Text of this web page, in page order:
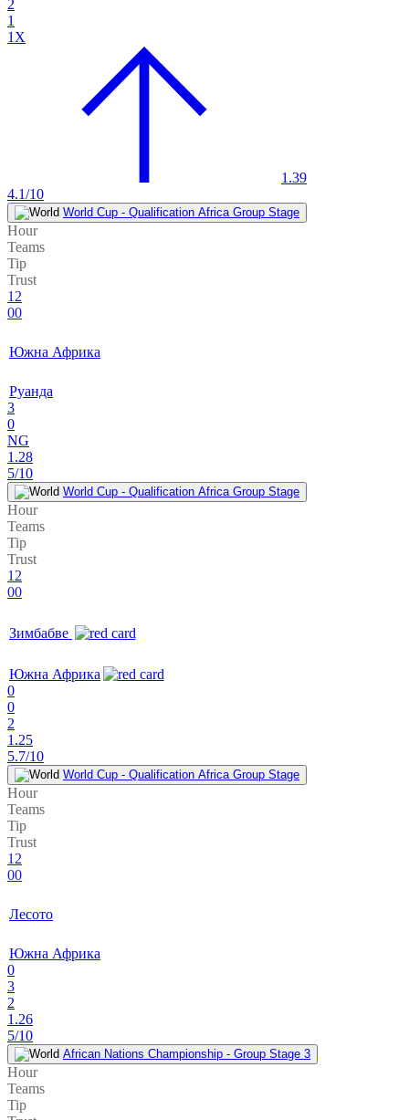
2
1
1X
1.39
4.1/10
World Cup - Qualification Africa Group Stage
Hour
Teams
Tip
Trust
12
00
Южна Африка
Руанда
3
0
NG
1.28
5/10
World Cup - Qualification Africa Group Stage
Hour
Teams
Tip
Trust
12
00
Зимбабве
Южна Африка
0
0
2
1.25
5.7/10
World Cup - Qualification Africa Group Stage
Hour
Teams
Tip
Trust
12
00
Лесото
Южна Африка
0
3
2
1.26
5/10
African Nations Championship - Group Stage 3
Hour
Teams
Tip